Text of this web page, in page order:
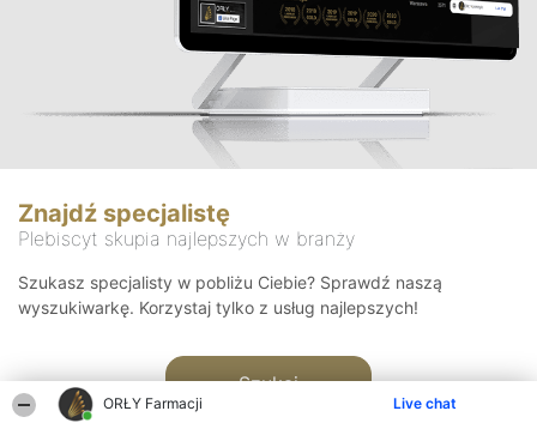
ORŁY Farmacji Live chat
Znajdź specjalistę
Plebiscyt skupia najlepszych w branży
Szukasz specjalisty w pobliżu Ciebie? Sprawdź naszą
wyszukiwarkę. Korzystaj tylko z usług najlepszych!
Szukaj